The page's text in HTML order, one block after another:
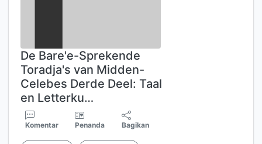
De Bare'e-Sprekende
Toradja's van Midden-
Celebes Derde Deel: Taal
en Letterku…
Komentar Penanda Bagikan